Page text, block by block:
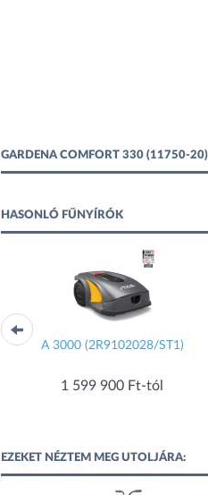
GARDENA COMFORT 330 (11750-
HASONLÓ FŰNYÍRÓK
A 3000 (2R9102028/ST1)
1 599 900 Ft-tól
EZEKET NÉZTEM MEG UTOLJÁRA: